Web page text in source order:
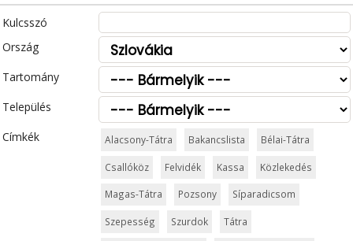
Kulcsszó
Ország
Tartomány
Település
Címkék
Alacsony-Tátra Bakancslista Bélai-Tátra
Csallóköz Felvidék Kassa Közlekedés
Magas-Tátra Pozsony Síparadicsom
Szepesség Szurdok Tátra